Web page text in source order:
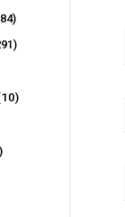
1884
produkty
291
1010